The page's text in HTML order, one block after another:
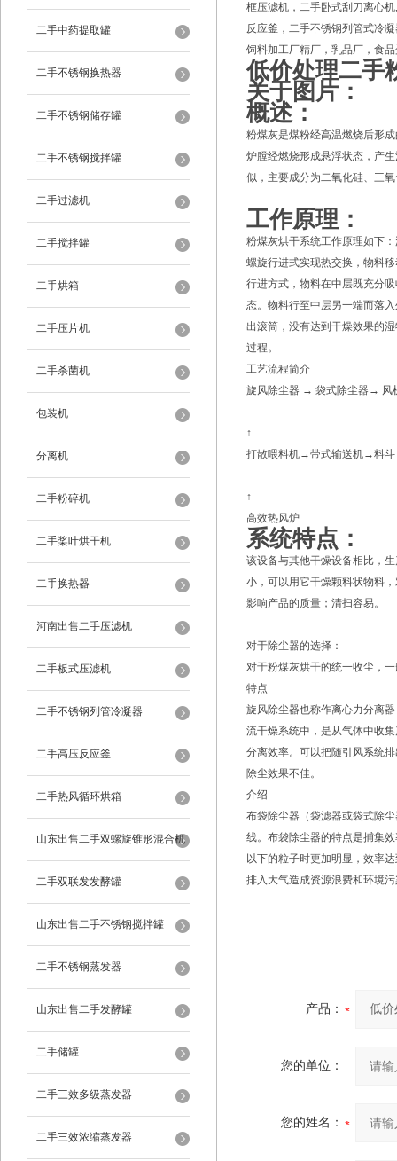
二手中药提取罐
二手不锈钢换热器
二手不锈钢储存罐
二手不锈钢搅拌罐
二手过滤机
二手搅拌罐
二手烘箱
二手压片机
二手杀菌机
包装机
分离机
二手粉碎机
二手桨叶烘干机
二手换热器
河南出售二手压滤机
二手板式压滤机
二手不锈钢列管冷凝器
二手高压反应釜
二手热风循环烘箱
山东出售二手双螺旋锥形混合机
二手双联发发酵罐
山东出售二手不锈钢搅拌罐
二手不锈钢蒸发器
山东出售二手发酵罐
二手储罐
二手三效多级蒸发器
二手三效浓缩蒸发器
框压滤机，二手卧式刮刀离心
反应釜，二手不锈钢列管式冷
饲料加工厂精厂，乳品厂，食
低价处理二手
关于图片：
概述：
粉煤灰是煤粉经高温燃烧后形
炉膛经燃烧形成悬浮状态，产
似，主要成分为二氧化硅、三
工作原理：
粉煤灰烘干系统工作原理如下
螺旋行进式实现热交换，物料
行进方式，物料在中层既充分
态。物料行至中层另一端而落
出滚筒，没有达到干燥效果的
过程。
工艺流程简介
旋风除尘器 → 袋式除尘器→ 风
↑
打散喂料机→带式输送机→料
↑
高效热风炉
系统特点：
该设备与其他干燥设备相比，
小，可以用它干燥颗料状物料
影响产品的质量；清扫容易。
对于除尘器的选择：
对于粉煤灰烘干的统一收尘，
特点
旋风除尘器也称作离心力分离
流干燥系统中，是从气体中收
分离效率。可以把随引风系统
除尘效果不佳。
介绍
布袋除尘器（袋滤器或袋式除
线。布袋除尘器的特点是捕集
以下的粒子时更加明显，效率
排入大气造成资源浪费和环境
产品：
您的单位：
您的姓名：